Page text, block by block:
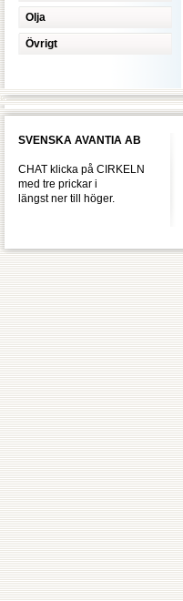
Olja
Övrigt
SVENSKA AVANTIA AB
CHAT klicka på CIRKELN
med tre prickar i
längst ner till höger.